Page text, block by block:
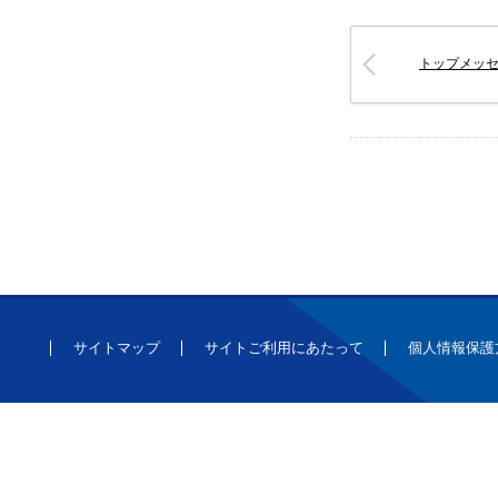
トップメッ
サイトマップ サイトご利用にあたって 個人情報保護